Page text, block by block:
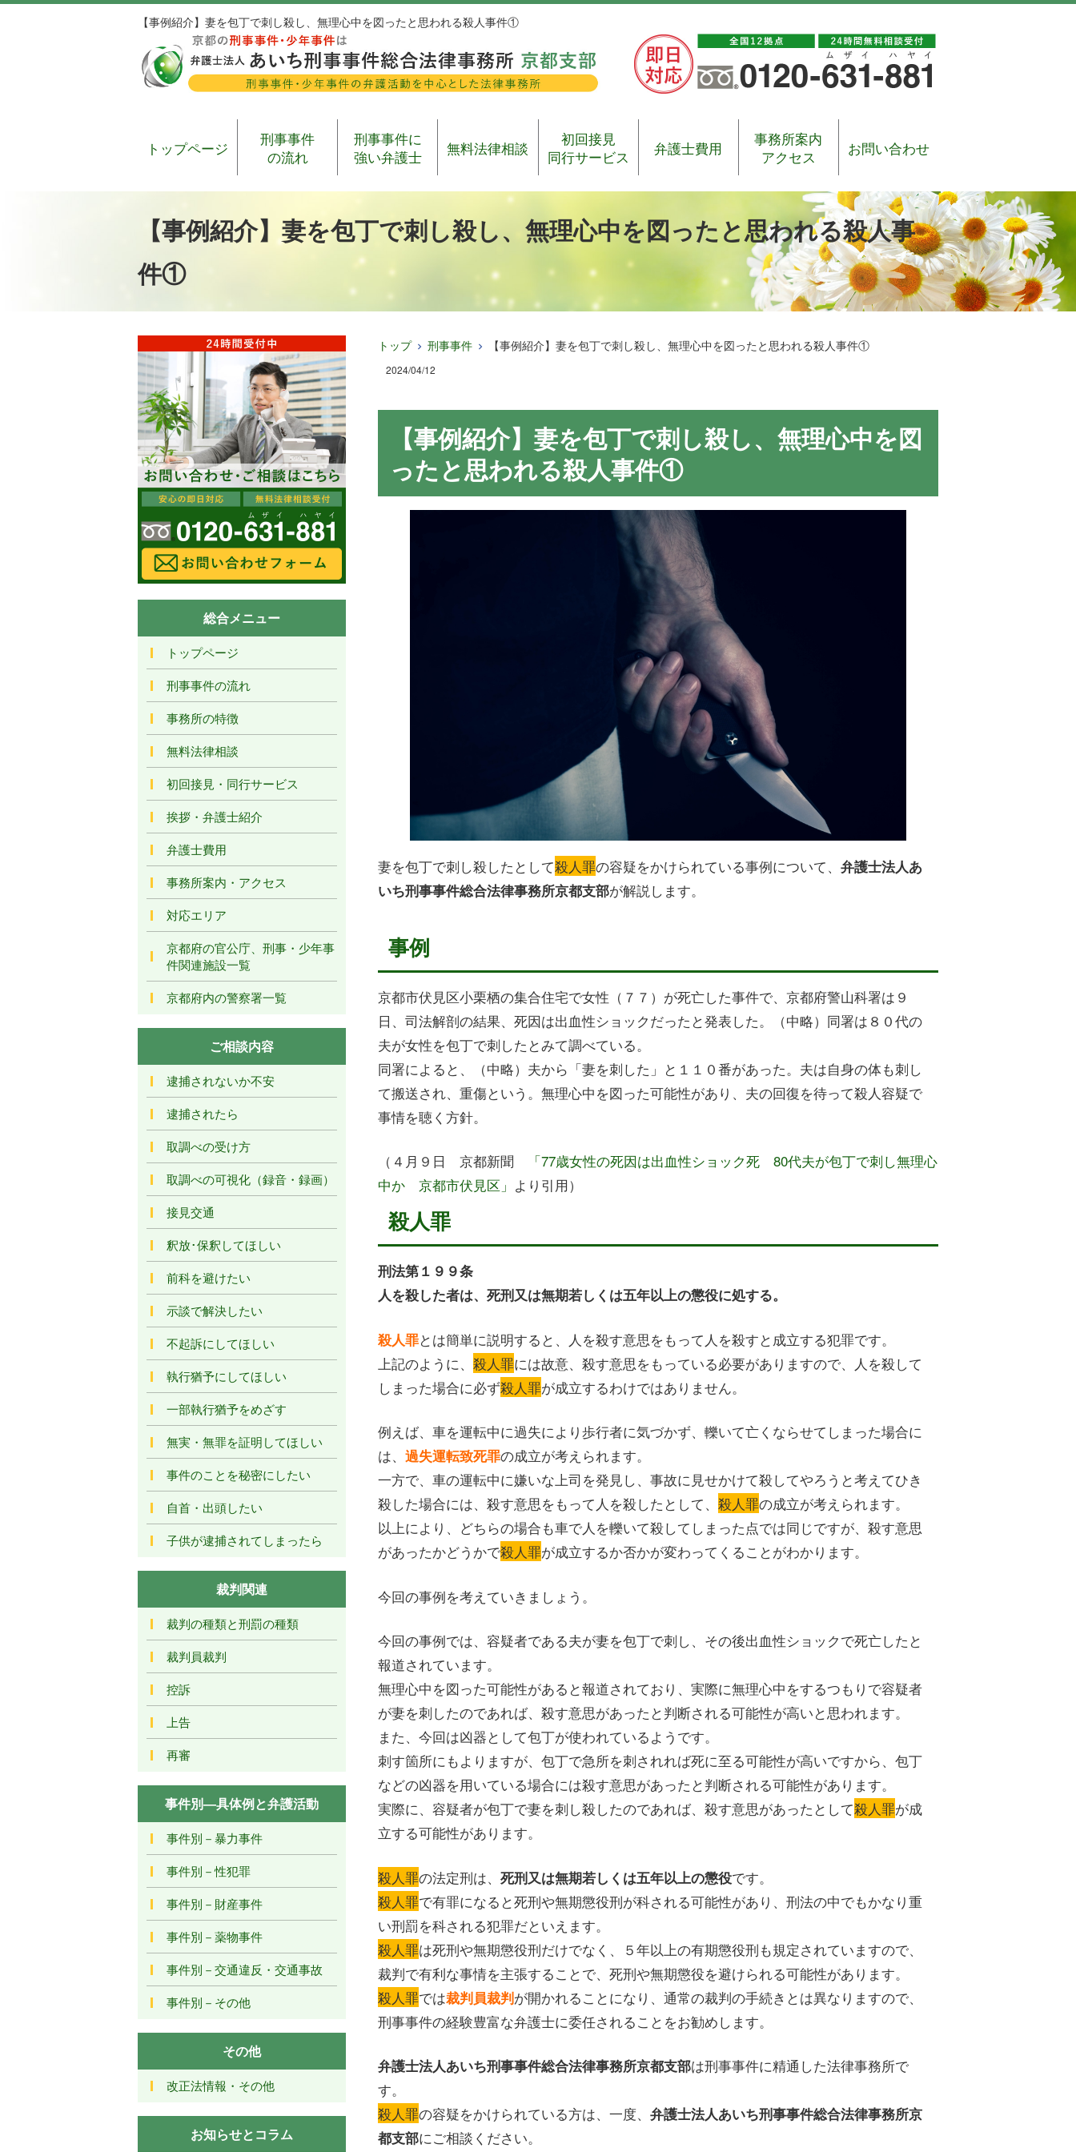
【事例紹介】妻を包丁で刺し殺し、無理心中を図ったと思われる殺人事件①
トップページ
刑事事件
の流れ
刑事事件に
強い弁護士
無料法律相談
初回接見
同行サービス
弁護士費用
事務所案内
アクセス
お問い合わせ
【事例紹介】妻を包丁で刺し殺し、無理心中を図ったと思われる殺人事
件①
トップ 刑事事件 【事例紹介】妻を包丁で刺し殺し、無理心中を図ったと思われる殺人事件①
2024/04/12
【事例紹介】妻を包丁で刺し殺し、無理心中を図
ったと思われる殺人事件①
妻を包丁で刺し殺したとして殺人罪の容疑をかけられている事例について、 弁護士法人あ
いち刑事事件総合法律事務所京都支部が解説します。
事例
京都市伏見区小栗栖の集合住宅で女性（７７）が死亡した事件で、京都府警山科署は９
日、司法解剖の結果、死因は出血性ショックだったと発表した。（中略）同署は８０代の
夫が女性を包丁で刺したとみて調べている。
同署によると、（中略）夫から「妻を刺した」と１１０番があった。夫は自身の体も刺し
て搬送され、重傷という。無理心中を図った可能性があり、夫の回復を待って殺人容疑で
事情を聴く方針。
（４月９日 京都新聞
「77歳女性の死因は出血性ショック死 80代夫が包丁で刺し無理心
中か 京都市伏見区」 より引用）
殺人罪
刑法第１９９条
人を殺した者は、死刑又は無期若しくは五年以上の懲役に処する。
殺人罪とは簡単に説明すると、人を殺す意思をもって人を殺すと成立する犯罪です。
上記のように、 殺人罪には故意、殺す意思をもっている必要がありますので、人を殺して
しまった場合に必ず殺人罪が成立するわけではありません。
例えば、車を運転中に過失により歩行者に気づかず、轢いて亡くならせてしまった場合に
は、 過失運転致死罪の成立が考えられます。
一方で、車の運転中に嫌いな上司を発見し、事故に見せかけて殺してやろうと考えてひき
殺した場合には、殺す意思をもって人を殺したとして、 殺人罪の成立が考えられます。
以上により、どちらの場合も車で人を轢いて殺してしまった点では同じですが、殺す意思
があったかどうかで殺人罪が成立するか否かが変わってくることがわかります。
今回の事例を考えていきましょう。
今回の事例では、容疑者である夫が妻を包丁で刺し、その後出血性ショックで死亡したと
報道されています。
無理心中を図った可能性があると報道されており、実際に無理心中をするつもりで容疑者
が妻を刺したのであれば、殺す意思があったと判断される可能性が高いと思われます。
また、今回は凶器として包丁が使われているようです。
刺す箇所にもよりますが、包丁で急所を刺されれば死に至る可能性が高いですから、包丁
などの凶器を用いている場合には殺す意思があったと判断される可能性があります。
実際に、容疑者が包丁で妻を刺し殺したのであれば、殺す意思があったとして殺人罪が成
立する可能性があります。
殺人罪の法定刑は、 死刑又は無期若しくは五年以上の懲役です。
殺人罪で有罪になると死刑や無期懲役刑が科される可能性があり、刑法の中でもかなり重
い刑罰を科される犯罪だといえます。
殺人罪は死刑や無期懲役刑だけでなく、５年以上の有期懲役刑も規定されていますので、
裁判で有利な事情を主張することで、死刑や無期懲役を避けられる可能性があります。
殺人罪では裁判員裁判が開かれることになり、通常の裁判の手続きとは異なりますので、
刑事事件の経験豊富な弁護士に委任されることをお勧めします。
弁護士法人あいち刑事事件総合法律事務所京都支部は刑事事件に精通した法律事務所で
す。
殺人罪の容疑をかけられている方は、一度、 弁護士法人あいち刑事事件総合法律事務所京
都支部にご相談ください。
総合メニュー
トップページ
刑事事件の流れ
事務所の特徴
無料法律相談
初回接見・同行サービス
挨拶・弁護士紹介
弁護士費用
事務所案内・アクセス
対応エリア
京都府の官公庁、刑事・少年事
件関連施設一覧
京都府内の警察署一覧
ご相談内容
逮捕されないか不安
逮捕されたら
取調べの受け方
取調べの可視化（録音・録画）
接見交通
釈放･保釈してほしい
前科を避けたい
示談で解決したい
不起訴にしてほしい
執行猶予にしてほしい
一部執行猶予をめざす
無実・無罪を証明してほしい
事件のことを秘密にしたい
自首・出頭したい
子供が逮捕されてしまったら
裁判関連
裁判の種類と刑罰の種類
裁判員裁判
控訴
上告
再審
事件別―具体例と弁護活動
事件別－暴力事件
事件別－性犯罪
事件別－財産事件
事件別－薬物事件
事件別－交通違反・交通事故
事件別－その他
その他
改正法情報・その他
お知らせとコラム